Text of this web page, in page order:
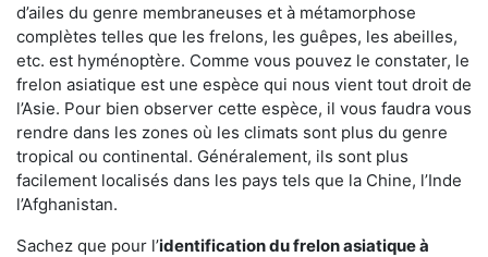
d’ailes du genre membraneuses et à métamorphose
complètes telles que les frelons, les guêpes, les abeilles,
etc. est hyménoptère. Comme vous pouvez le constater, le
frelon asiatique est une espèce qui nous vient tout droit de
l’Asie. Pour bien observer cette espèce, il vous faudra vous
rendre dans les zones où les climats sont plus du genre
tropical ou continental. Généralement, ils sont plus
facilement localisés dans les pays tels que la Chine, l’Inde
l’Afghanistan.
Sachez que pour l’identification du frelon asiatiqueà